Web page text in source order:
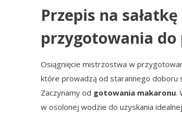
Przepis na
przygotowania do
Osiągnięcie mistrzostwa w
które prowadzą od starannego doboru
Zaczynamy od gotowania makaronu.
w osolonej wodzie do uzyskania